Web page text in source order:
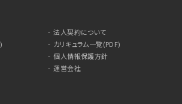
法人契約について
カリキュラム一覧(PDF)
個人情報保護方針
運営会社